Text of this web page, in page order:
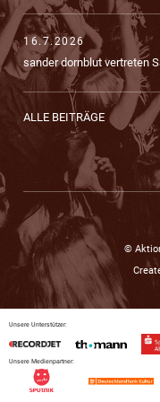
16.7.2026
sander dornblut vertreten
ALLE BEITRÄGE
©
Unsere Unterstützer:
Unsere Medienpartner: